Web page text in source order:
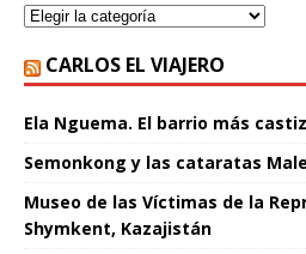
CARLOS EL VIAJERO
Ela Nguema. El barrio más
Semonkong y las cataratas
Museo de las Víctimas de la
Shymkent, Kazajistán